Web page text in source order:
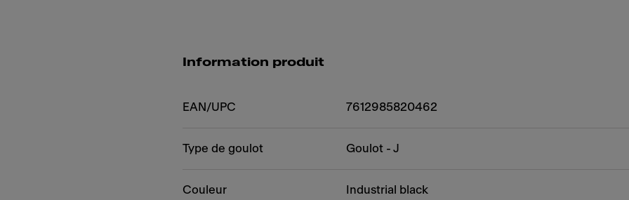
Information produit
EAN/UPC 7612985820462
Type de goulot Goulot - J
Couleur Industrial black